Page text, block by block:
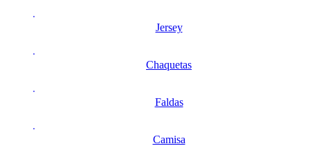
Jersey
Chaquetas
Faldas
Camisa